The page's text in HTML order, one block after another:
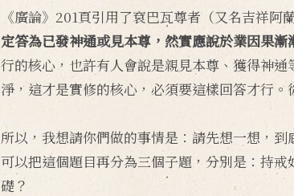
《廣論》201頁引用了袞巴瓦尊者（又名吉祥
定答為已發神通或見本尊，然實應說於業因果漸
行的核心，也許有人會說是親見本尊、獲得神
淨，這才是實修的核心，必須要這樣回答才行
所以，我想請你們做的事情是：請先想一想，
可以把這個題目再分為三個子題，分別是：持
礎？